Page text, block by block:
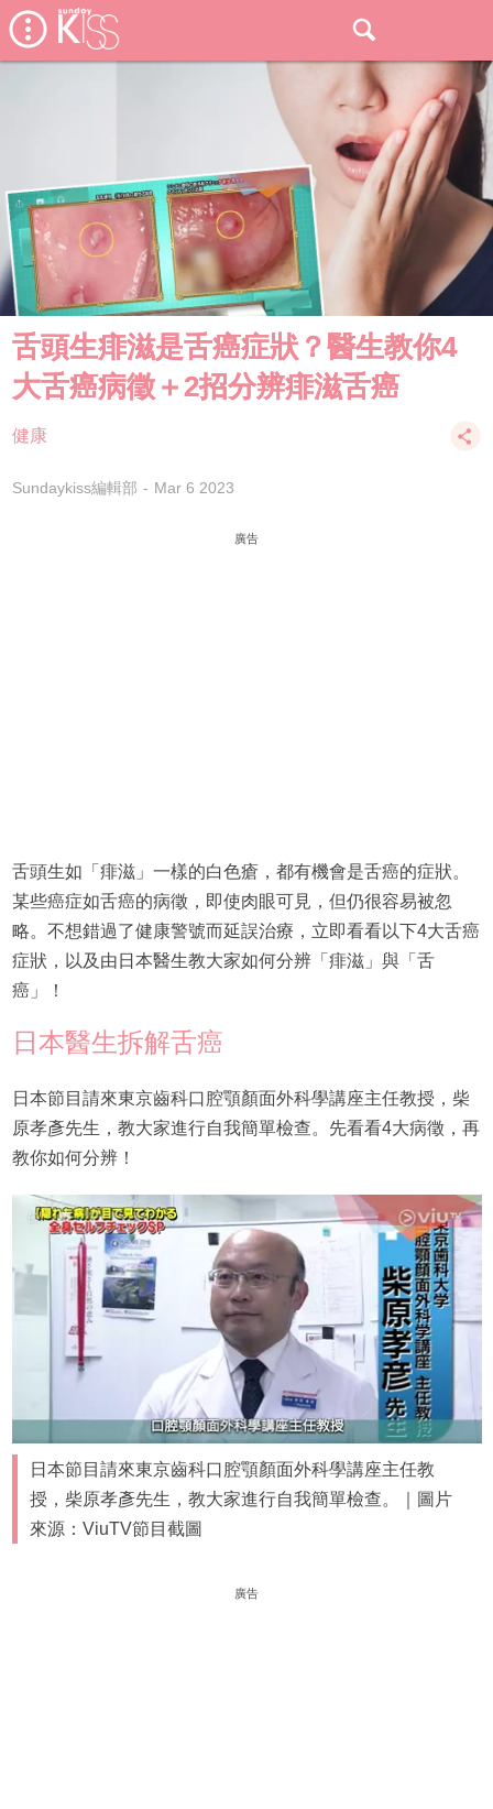
舌頭生痱滋是舌癌症狀？醫生教你4
大舌癌病徵＋2招分辨痱滋舌癌
健康
Sundaykiss編輯部 Mar 6 2023
廣告
舌頭生如「痱滋」一樣的白色瘡，都有機會是舌癌的症狀。
某些癌症如舌癌的病徵，即使肉眼可見，但仍很容易被忽
略。不想錯過了健康警號而延誤治療，立即看看以下4大舌癌
症狀，以及由日本醫生教大家如何分辨「痱滋」與「舌
癌」！
日本醫生拆解舌癌
日本節目請來東京齒科口腔顎顏面外科學講座主任教授，柴
原孝彥先生，教大家進行自我簡單檢查。先看看4大病徵，再
教你如何分辨！
日本節目請來東京齒科口腔顎顏面外科學講座主任教
授，柴原孝彥先生，教大家進行自我簡單檢查。｜圖片
來源：ViuTV節目截圖
廣告